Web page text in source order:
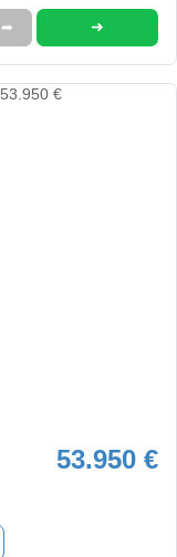
➦ ➜
53.950 €